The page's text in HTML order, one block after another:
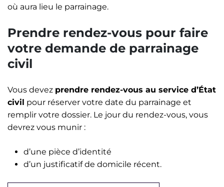
où aura lieu le parrainage.
Prendre rendez-vous pour faire
votre demande de parrainage
civil
Vous devez prendre rendez-vous au service d’État
civil pour réserver votre date du parrainage et
remplir votre dossier. Le jour du rendez-vous, vous
devrez vous munir :
d’une pièce d’identité
d’un justificatif de domicile récent.